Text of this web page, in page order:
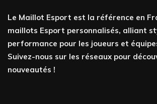
Le Maillot Esport est la référence en
maillots Esport personnalisés, alliant
performance pour les joueurs et
Suivez-nous sur les réseaux pour
nouveautés !